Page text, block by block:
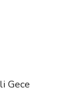
Gece